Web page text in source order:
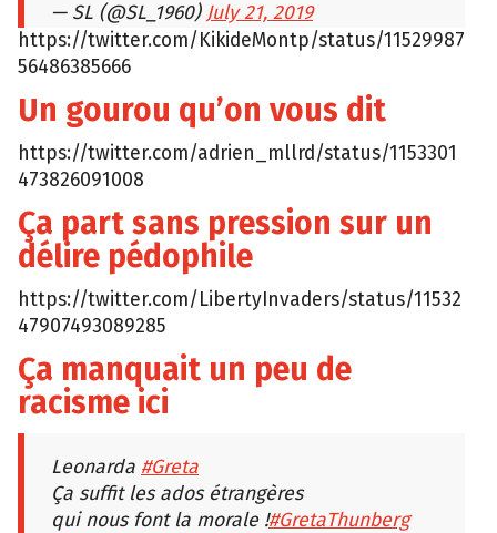
— SL (@SL_1960) July 21, 2019
https://twitter.com/KikideMontp/status/11529987
56486385666
Un gourou qu’on vous dit
https://twitter.com/adrien_mllrd/status/1153301
473826091008
Ça part sans pression sur un
délire pédophile
https://twitter.com/LibertyInvaders/status/11532
47907493089285
Ça manquait un peu de
racisme ici
Leonarda #Greta
Ça suffit les ados étrangères
qui nous font la morale !#GretaThunberg